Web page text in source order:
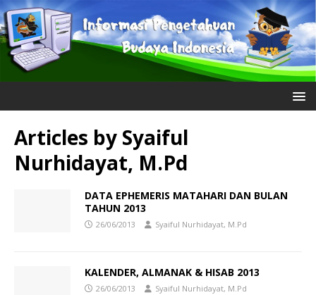
Articles by Syaiful
Nurhidayat, M.Pd
DATA EPHEMERIS MATAHARI DAN BULAN
TAHUN 2013
26/06/2013 Syaiful Nurhidayat, M.Pd
KALENDER, ALMANAK & HISAB 2013
26/06/2013 Syaiful Nurhidayat, M.Pd